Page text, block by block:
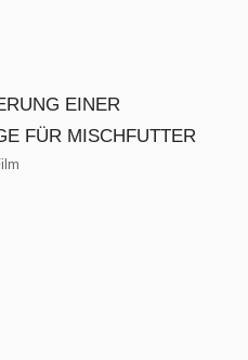
EINER
FÜR MISCHFUTTER